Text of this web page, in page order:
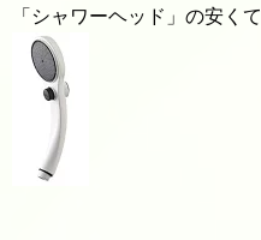
「シャワーヘッド」の安く